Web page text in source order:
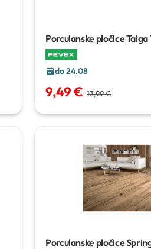
Porculanske pločice Taiga
do 24.08
9,49 € 13,99 €
Porculanske pločice